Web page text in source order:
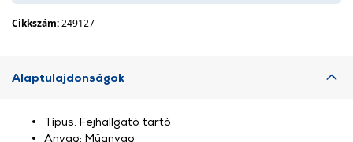
Cikkszám:249127
Alaptulajdonságok
Típus: Fejhallgató tartó
Anyag: Műanyag